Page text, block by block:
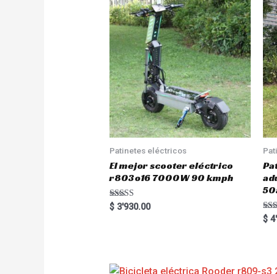
Patinetes eléctricos
El mejor scooter eléctrico
r803o16 7000W 90 kmph
Rated
5.00
$3'930.00
5.00
$